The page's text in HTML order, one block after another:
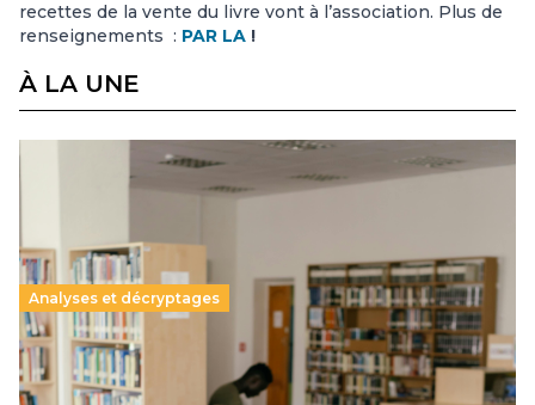
recettes de la vente du livre vont à l’association. Plus de
renseignements : PAR LA !
À LA UNE
Analyses et décryptages
Supérieur privé : une dérive qui met à mal la
promesse républicaine